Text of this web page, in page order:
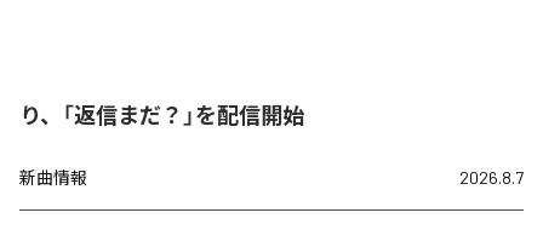
り、「返信まだ？」を配信開始
新曲情報 2026.8.7